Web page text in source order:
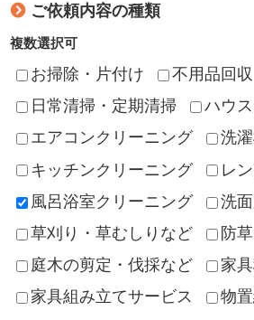
ご依頼内容の種類
複数選択可
お掃除・片付け 不用品回収
日常清掃・定期清掃
ハウ
エアコンクリーニング
洗
キッチンクリーニング
レ
風呂浴室クリーニング
洗
草刈り・草むしりなど
防
庭木の剪定・伐採など
家
家具組み立てサービス
物